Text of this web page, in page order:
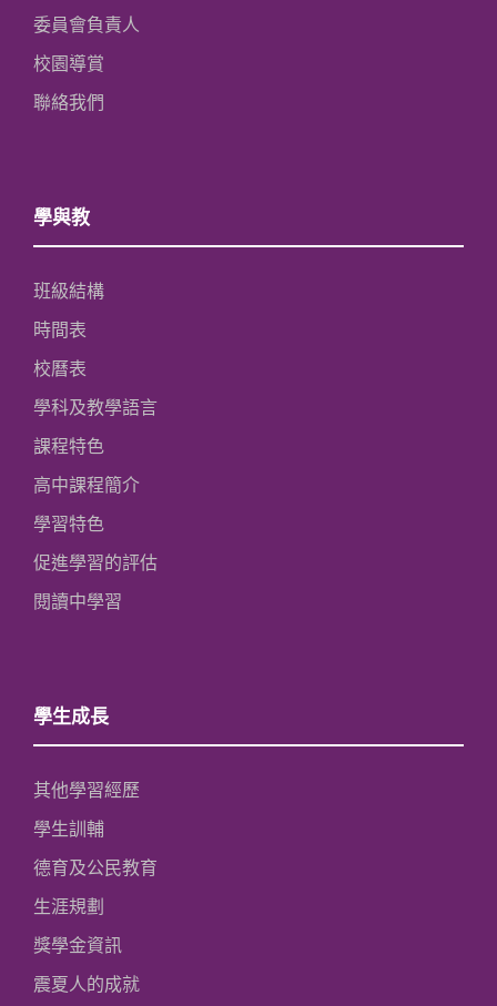
委員會負責人
校園導賞
聯絡我們
學與教
班級結構
時間表
校曆表
學科及教學語言
課程特色
高中課程簡介
學習特色
促進學習的評估
閱讀中學習
學生成長
其他學習經歷
學生訓輔
德育及公民教育
生涯規劃
獎學金資訊
震夏人的成就